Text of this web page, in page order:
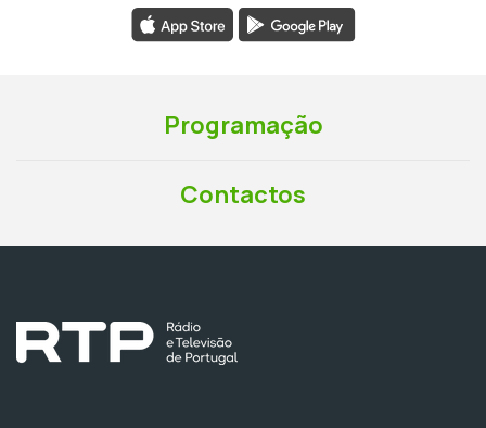
Programação
Contactos